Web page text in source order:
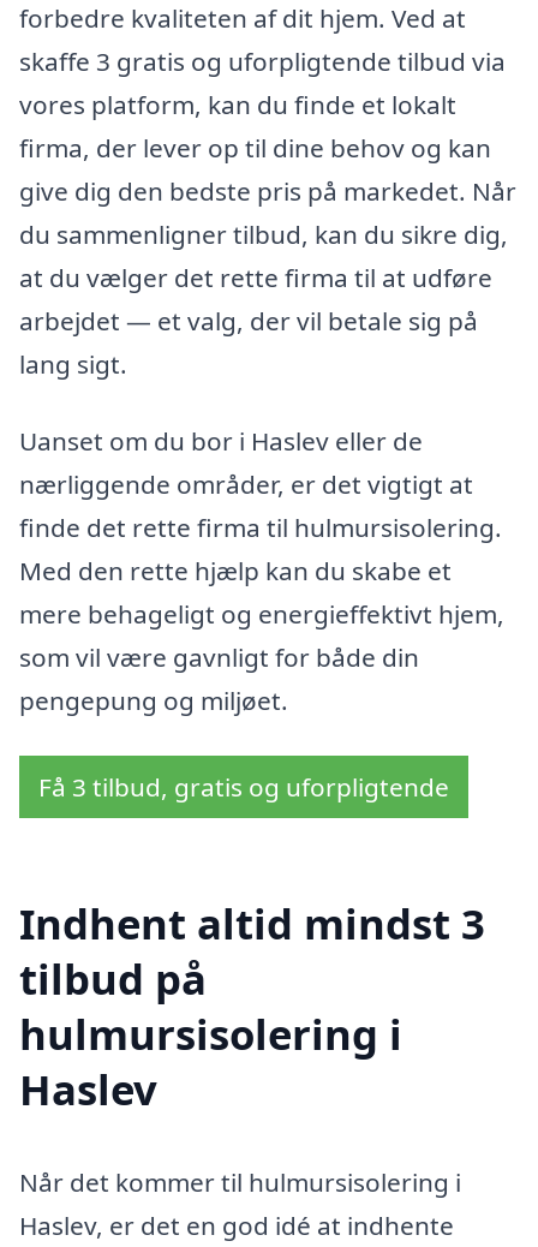
forbedre kvaliteten af dit hjem. Ved at
skaffe 3 gratis og uforpligtende tilbud via
vores platform, kan du finde et lokalt
firma, der lever op til dine behov og kan
give dig den bedste pris på markedet. Når
du sammenligner tilbud, kan du sikre dig,
at du vælger det rette firma til at udføre
arbejdet — et valg, der vil betale sig på
lang sigt.
Uanset om du bor i Haslev eller de
nærliggende områder, er det vigtigt at
finde det rette firma til hulmursisolering.
Med den rette hjælp kan du skabe et
mere behageligt og energieffektivt hjem,
som vil være gavnligt for både din
pengepung og miljøet.
Få 3 tilbud, gratis og uforpligtende
Indhent altid mindst 3
tilbud på
hulmursisolering i
Haslev
Når det kommer til hulmursisolering i
Haslev, er det en god idé at indhente